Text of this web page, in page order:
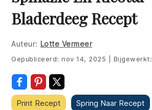
primary
navigation
main
content
primary
sidebar
footer
Bladerdeeg Recept
Auteur: Lotte Vermeer
Gepubliceerd:nov 14, 2025 Bijgewerkt:
Print Recept Spring Naar Recept